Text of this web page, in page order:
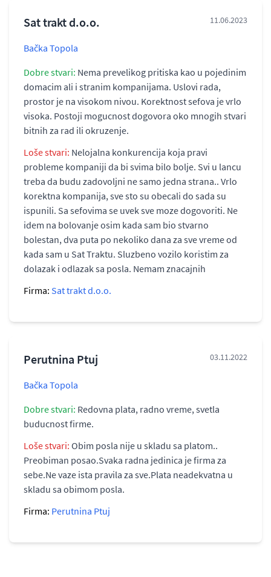
Sat trakt d.o.o. 11.06.2023
Bačka Topola
Dobre stvari: Nema prevelikog pritiska kao u pojedinim
domacim ali i stranim kompanijama. Uslovi rada,
prostor je na visokom nivou. Korektnost sefova je vrlo
visoka. Postoji mogucnost dogovora oko mnogih stvari
bitnih za rad ili okruzenje.
Loše stvari: Nelojalna konkurencija koja pravi
probleme kompaniji da bi svima bilo bolje. Svi u lancu
treba da budu zadovoljni ne samo jedna strana.. Vrlo
korektna kompanija, sve sto su obecali do sada su
ispunili. Sa sefovima se uvek sve moze dogovoriti. Ne
idem na bolovanje osim kada sam bio stvarno
bolestan, dva puta po nekoliko dana za sve vreme od
kada sam u Sat Traktu. Sluzbeno vozilo koristim za
dolazak i odlazak sa posla. Nemam znacajnih
Firma: Sat trakt d.o.o.
Perutnina Ptuj 03.11.2022
Bačka Topola
Dobre stvari: Redovna plata, radno vreme, svetla
buducnost firme.
Loše stvari: Obim posla nije u skladu sa platom..
Preobiman posao.Svaka radna jedinica je firma za
sebe.Ne vaze ista pravila za sve.Plata neadekvatna u
skladu sa obimom posla.
Firma: Perutnina Ptuj